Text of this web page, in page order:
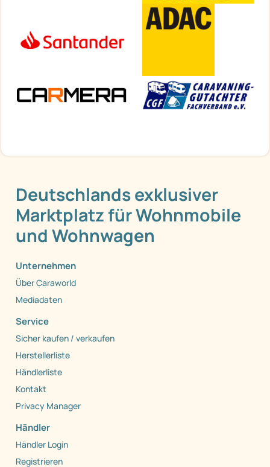
Deutschlands exklusiver
Marktplatz für Wohnmobile
und Wohnwagen
Unternehmen
Über Caraworld
Mediadaten
Service
Sicher kaufen / verkaufen
Herstellerliste
Händlerliste
Kontakt
Privacy Manager
Händler
Händler Login
Registrieren